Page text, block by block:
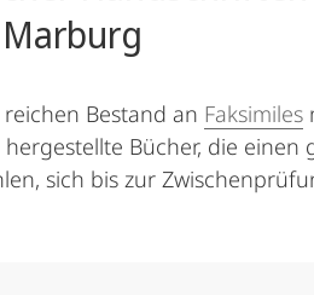
Bestand an Faksimiles
Bücher, die einen
sich bis zur